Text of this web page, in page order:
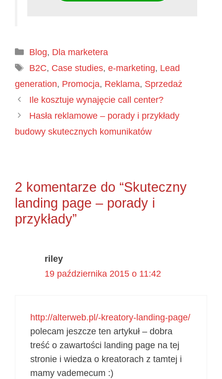
Kategorie
Blog, Dla marketera
Tagi
B2C, Case studies, e-marketing, Lead
generation, Promocja, Reklama, Sprzedaż
Ile kosztuje wynajęcie call center?
Hasła reklamowe – porady i przykłady
budowy skutecznych komunikatów
2 komentarze do “Skuteczny
landing page – porady i
przykłady”
riley
19 października 2015 o 11:42
http://alterweb.pl/-kreatory-landing-page/
polecam jeszcze ten artykuł – dobra
treść o zawartości landing page na tej
stronie i wiedza o kreatorach z tamtej i
mamy vademecum :)